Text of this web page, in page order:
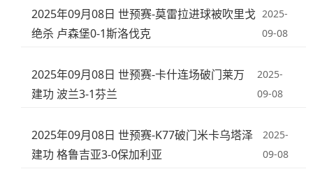
2025年09月08日 世预赛-莫雷拉进球被吹里戈
绝杀 卢森堡0-1斯洛伐克
2025-
09-08
2025年09月08日 世预赛-卡什连场破门莱万
建功 波兰3-1芬兰
2025-
09-08
2025年09月08日 世预赛-K77破门米卡乌塔泽
建功 格鲁吉亚3-0保加利亚
2025-
09-08